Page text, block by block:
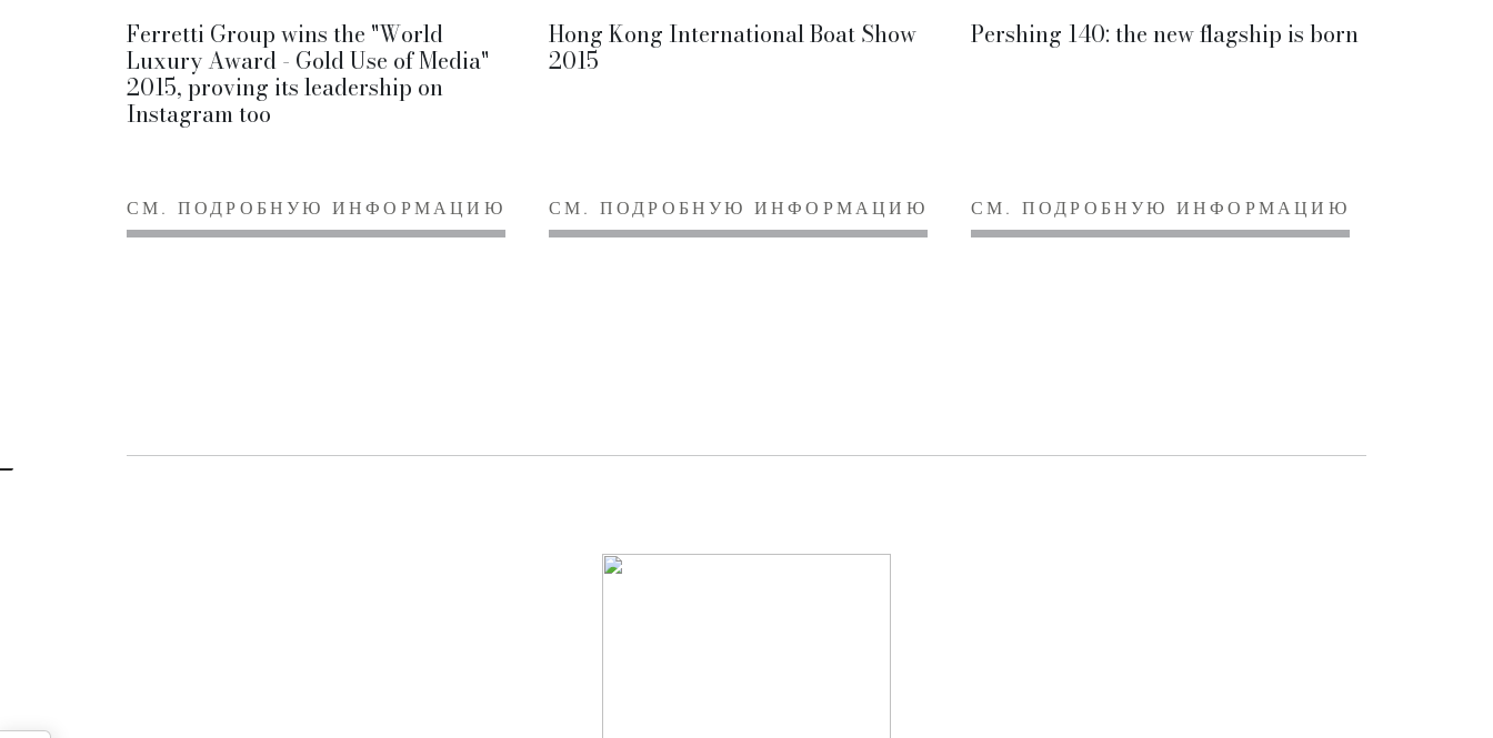
Ferretti Group wins the "World
Luxury Award - Gold Use of Media"
2015, proving its leadership on
Instagram too
СМ. ПОДРОБНУЮ ИНФОРМАЦИЮ
Hong Kong International Boat Show
2015
СМ. ПОДРОБНУЮ ИНФОРМАЦИЮ
Pershing 140: the new flagship is born
СМ. ПОДРОБНУЮ ИНФОРМАЦИЮ